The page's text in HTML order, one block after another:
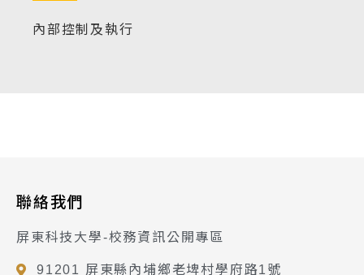
內部控制及執行
聯絡我們
屏東科技大學-校務資訊公開專區
91201 屏東縣內埔鄉老埤村學府路1號